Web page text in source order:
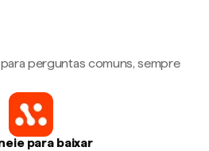
perguntas comuns, sempre
para baixar